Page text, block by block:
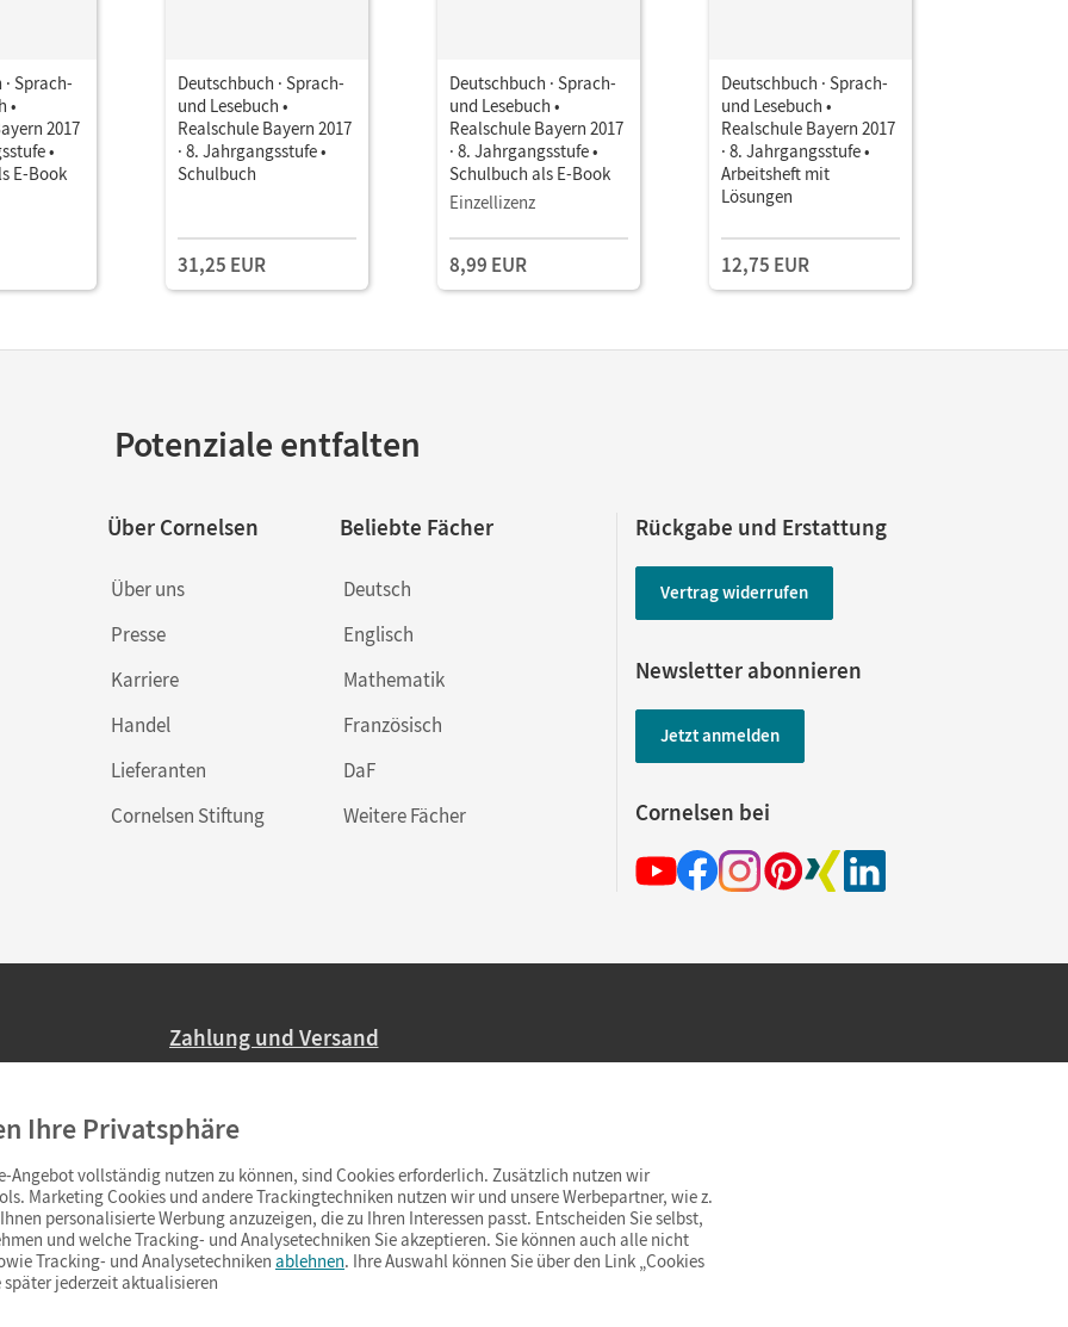
Sprach-
•
2017
•
E-Book
Deutschbuch · Sprach-
und Lesebuch •
Realschule Bayern 2017
· 8. Jahrgangsstufe •
Schulbuch
31,25 EUR
Deutschbuch · Sprach-
und Lesebuch •
Realschule Bayern 2017
· 8. Jahrgangsstufe •
Schulbuch als E-Book
Einzellizenz
8,99 EUR
Deutschbuch · Sprach-
und Lesebuch •
Realschule Bayern 2017
· 8. Jahrgangsstufe •
Arbeitsheft mit
Lösungen
12,75 EUR
Potenziale entfalten
Über Cornelsen
Über uns
Presse
Karriere
Handel
Lieferanten
Cornelsen Stiftung
Beliebte Fächer
Deutsch
Englisch
Mathematik
Französisch
DaF
Weitere Fächer
Rückgabe und Erstattung
Vertrag widerrufen
Newsletter abonnieren
Jetzt anmelden
Cornelsen bei
Zahlung und Versand
Ab 59,– EUR Bestellwert liefern wir versandkostenfrei innerhalb Deutschlands
(Lieferung in 3–6 Tagen).
Ihre Privatsphäre
Angebot vollständig nutzen zu können, sind Cookies erforderlich. Zusätzlich nutzen wir
Marketing Cookies und andere Trackingtechniken nutzen wir und unsere Werbepartner, wie z.
personalisierte Werbung anzuzeigen, die zu Ihren Interessen passt. Entscheiden Sie selbst,
und welche Tracking- und Analysetechniken Sie akzeptieren. Sie können auch alle nicht
Tracking- und Analysetechniken ablehnen. Ihre Auswahl können Sie über den Link „Cookies
später jederzeit aktualisieren